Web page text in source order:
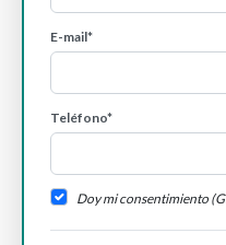
E-mail*
Teléfono*
Doy mi consentimiento